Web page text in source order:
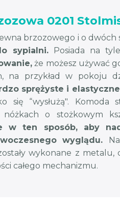
0201
brzozowego i o dwóch
sypialni. Posiada na tyle
że możesz używać
na przykład w pokoju
sprężyste i elastyczne
się “wysłużą". Komoda
o stożkowym
w ten sposób, aby
wyglądu.
wykonane z metalu,
całego mechanizmu.